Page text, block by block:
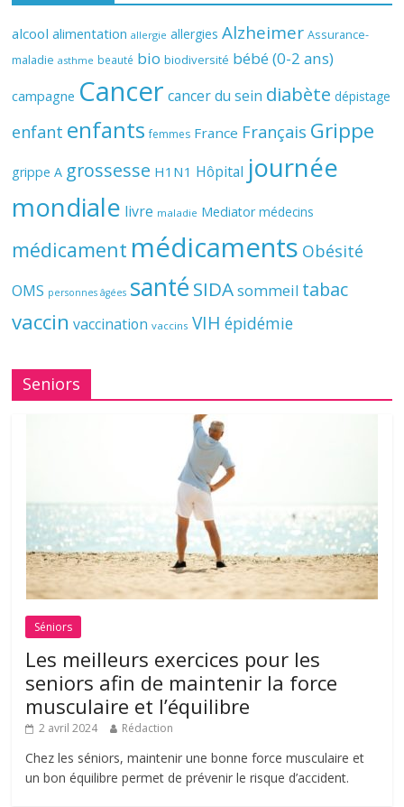
alcool alimentation allergie allergies Alzheimer Assurance-
maladie asthme beauté bio biodiversité bébé (0-2 ans)
campagne Cancer cancer du sein diabète dépistage
enfant enfants femmes France Français Grippe
grippe A grossesse H1N1 Hôpital journée
mondiale livre maladie Mediator médecins
médicament médicaments Obésité
OMS personnes âgées santé SIDAsommeil tabac
vaccin vaccination vaccins VIH épidémie
Seniors
Séniors
Les meilleurs exercices pour les
seniors afin de maintenir la force
musculaire et l’équilibre
2 avril 2024 Rédaction
Chez les séniors, maintenir une bonne force musculaire et
un bon équilibre permet de prévenir le risque d’accident.